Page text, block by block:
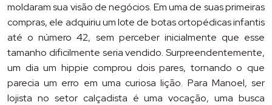
moldaram sua visão de negócios. Em uma de suas primeiras
compras, ele adquiriu um lote de botas ortopédicas infantis
até o número 42, sem perceber inicialmente que esse
tamanho dificilmente seria vendido. Surpreendentemente,
um dia um hippie comprou dois pares, tornando o que
parecia um erro em uma curiosa lição. Para Manoel, ser
lojista no setor calçadista é uma vocação, uma busca